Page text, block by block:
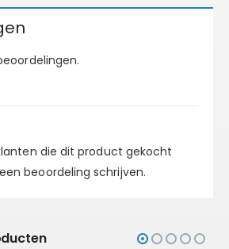
die dit product gekocht
beoordeling schrijven.